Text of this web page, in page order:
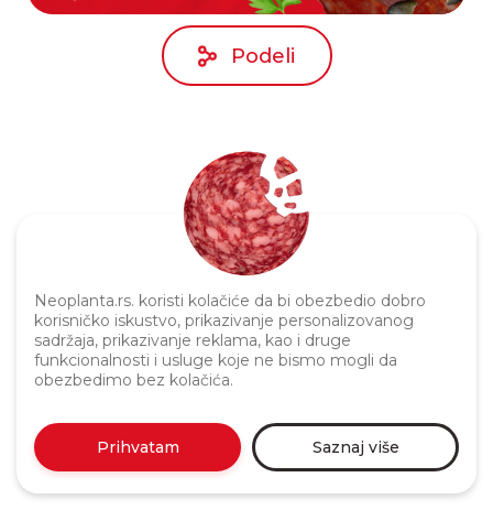
Neoplanta.rs. koristi kolačiće da bi obezbedio dobro
korisničko iskustvo, prikazivanje personalizovanog
sadržaja, prikazivanje reklama, kao i druge
funkcionalnosti i usluge koje ne bismo mogli da
obezbedimo bez kolačića.
Prihvatam Saznaj više
Podeli
Politika privatnosti